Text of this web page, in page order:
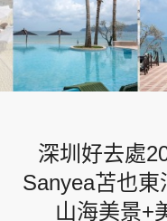
深圳好去處
Sanyea苫也
山海美景+